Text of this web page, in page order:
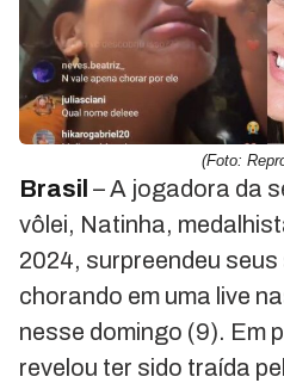
(Foto:
Brasil – A jogadora da
vôlei, Natinha,
2024, surpreendeu
chorando em uma live
nesse domingo (9). Em
revelou ter sido traída